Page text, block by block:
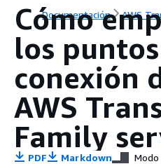
Documentación AWS
Cómo
los
conexión
AWS
Family
PDF Markdown